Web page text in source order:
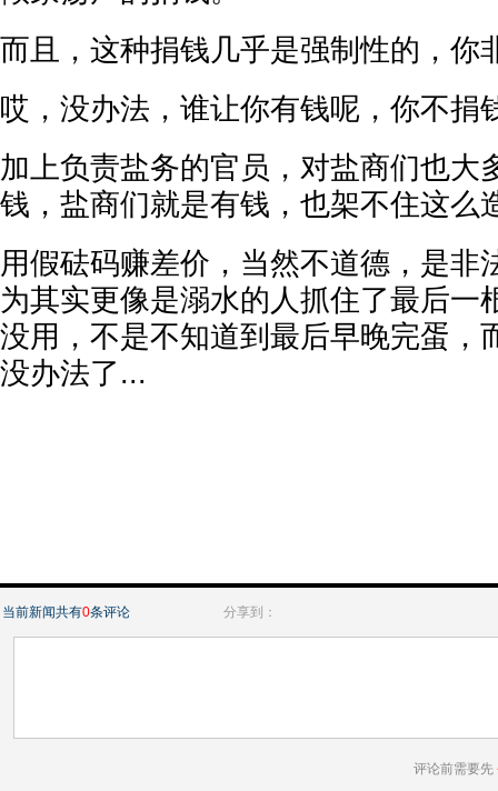
而且，这种捐钱几乎是强制性的，你
哎，没办法，谁让你有钱呢，你不捐
加上负责盐务的官员，对盐商们也大
钱，盐商们就是有钱，也架不住这么
用假砝码赚差价，当然不道德，是非
为其实更像是溺水的人抓住了最后一
没用，不是不知道到最后早晚完蛋，
没办法了...
当前新闻共有0条评论 分享到：
评论前需要先